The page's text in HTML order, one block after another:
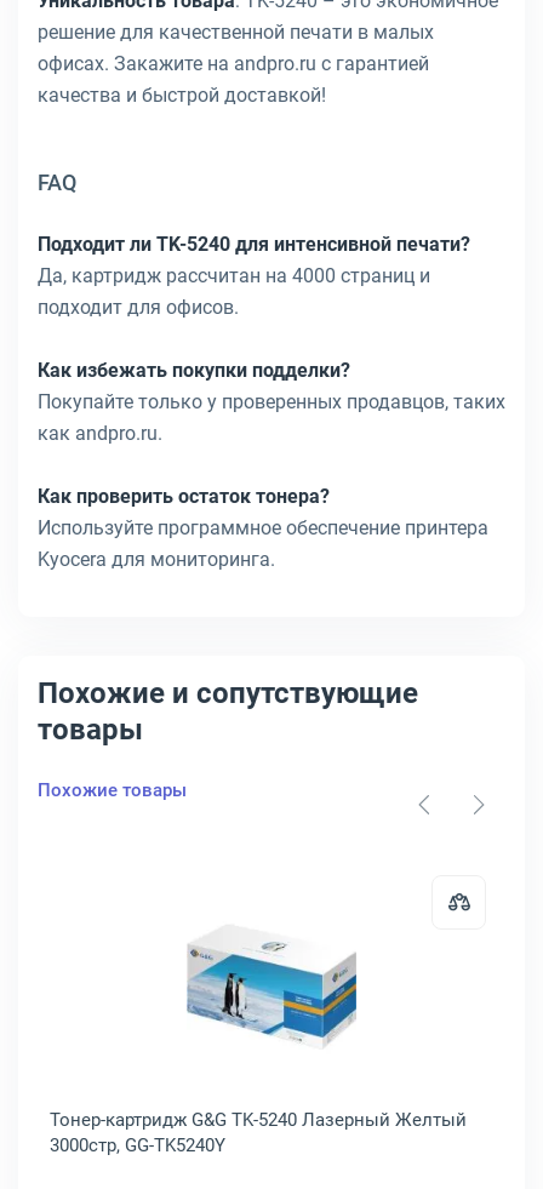
решение для качественной печати в малых
офисах. Закажите на andpro.ru с гарантией
качества и быстрой доставкой!
FAQ
Подходит ли TK-5240 для интенсивной печати?
Да, картридж рассчитан на 4000 страниц и
подходит для офисов.
Как избежать покупки подделки?
Покупайте только у проверенных продавцов, таких
как andpro.ru.
Как проверить остаток тонера?
Используйте программное обеспечение принтера
Kyocera для мониторинга.
Похожие и сопутствующие
товары
Похожие товары
Kyocera TK-5240 Лазерный Желтый 3000стр, 1T02R7ANL0
Открыть товар: Тонер-картридж
Тонер-картридж G&G TK-5240 Лазерный Желтый
3000стр, GG-TK5240Y